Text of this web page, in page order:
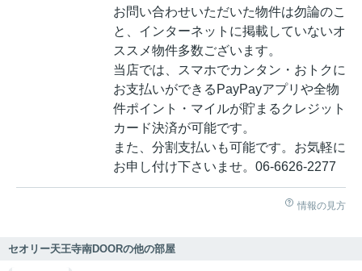
お問い合わせいただいた物件は勿論のこ
と、インターネットに掲載していないオ
ススメ物件多数ございます。
当店では、スマホでカンタン・おトクに
お支払いができるPayPayアプリや全物
件ポイント・マイルが貯まるクレジット
カード決済が可能です。
また、分割支払いも可能です。お気軽に
お申し付け下さいませ。06-6626-2277
情報の見方
セオリー天王寺南DOORの他の部屋